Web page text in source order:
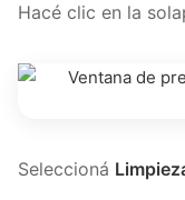
Hacé clic en la
Seleccioná